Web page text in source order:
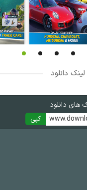
لینک دانلود
های دانلود
کپی